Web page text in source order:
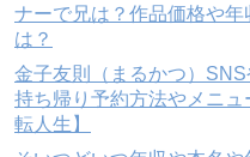
ナーで兄は？作品価格や年
は？
金子友則（まるかつ）
持ち帰り予約方法やメニュ
転人生】